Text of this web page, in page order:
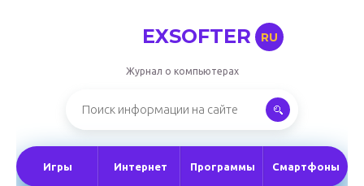
EXSOFTER RU
Журнал о компьютерах
Игры Интернет Программы Смартфоны